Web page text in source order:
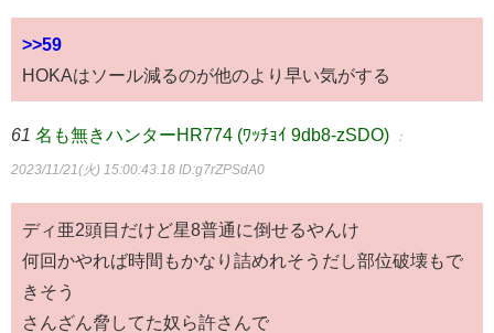
>>59
HOKAはソール減るのが他のより早い気がする
61 名も無きハンターHR774 (ﾜｯﾁｮｲ 9db8-zSDO) ：
2023/11/21(火) 15:00:43.18 ID:g7rZPSdA0
ディ亜2頭目だけど星8普通に倒せるやんけ
何回かやれば時間もかなり詰めれそうだし部位破壊もで
きそう
さんざん脅してた奴ら許さんで